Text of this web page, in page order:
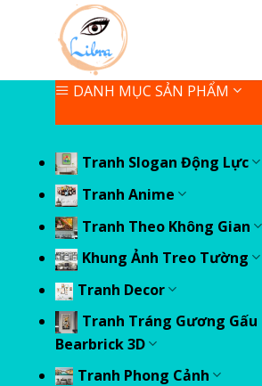
DANH MỤC SẢN PHẨM
Tranh Slogan Động Lực
Tranh Anime
Tranh Theo Không Gian
Khung Ảnh Treo Tường
Tranh Decor
Tranh Tráng Gương Gấu
Bearbrick 3D
Tranh Phong Cảnh